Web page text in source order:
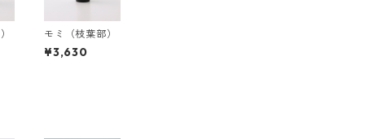
モミ（枝葉部）
¥3,630